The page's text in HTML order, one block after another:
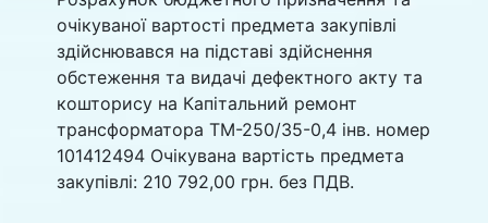
очікуваної вартості предмета закупівлі
здійснювався на підставі здійснення
обстеження та видачі дефектного акту та
кошторису на Капітальний ремонт
трансформатора ТМ-250/35-0,4 інв. номер
101412494 Очікувана вартість предмета
закупівлі: 210 792,00 грн. без ПДВ.